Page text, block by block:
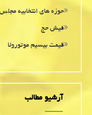
حوزه های انتخابیه مجلس
فیش حج
قیمت بیسیم موتورولا
آرشیو مطالب